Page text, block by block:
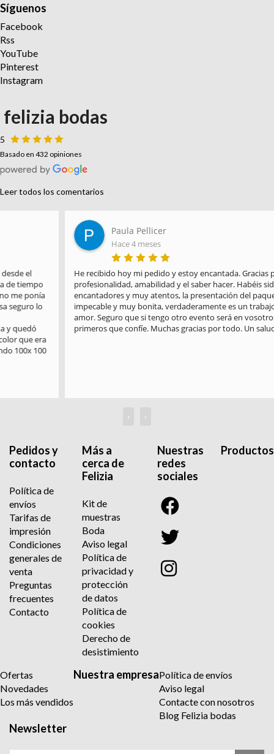
Síguenos
Facebook
Rss
YouTube
Pinterest
Instagram
felizia bodas
5
Basado en 432 opiniones
Leer todos los comentarios
Paula Pellicer
Hace 4 meses
He recibido hoy mi pedido y estoy encantada. Gracias por la
profesionalidad, amabilidad y el saber hacer. Habéis sido
encantadores y muy atentos, la presentación del paquete es
impecable y muy bonita, verdaderamente es un trabajo hecho con
amor. Seguro que si tengo otro evento será en vosotros en los
primeros que confíe. Muchas gracias por todo. Un saludo
‹ ›
Pedidos y
contacto
Política de
envíos
Tarifas de
impresión
Condiciones
generales de
venta
Preguntas
frecuentes
Contacto
Más a
cerca de
Felizia
Kit de
muestras
Boda
Aviso legal
Política de
privacidad y
protección
de datos
Política de
cookies
Derecho de
desistimiento
Nuestras
redes
sociales
Productos
Ofertas
Novedades
Los más vendidos
Nuestra empresaPolítica de envíos
Aviso legal
Contacte con nosotros
Blog Felizia bodas
Newsletter